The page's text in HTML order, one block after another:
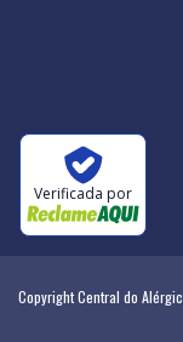
Verificada por
Copyright Central do